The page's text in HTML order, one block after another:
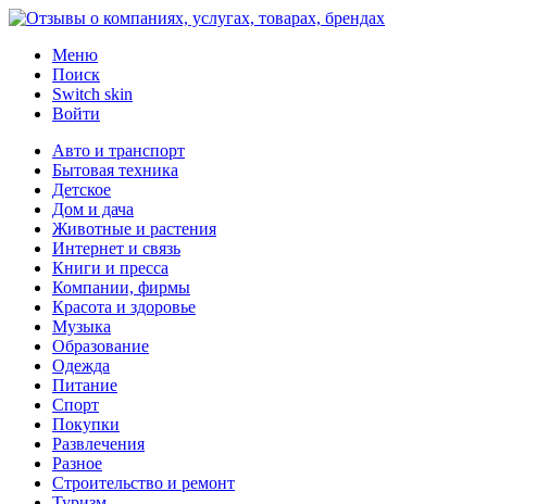
Меню
Поиск
Switch skin
Войти
Авто и транспорт
Бытовая техника
Детское
Дом и дача
Животные и растения
Интернет и связь
Книги и пресса
Компании, фирмы
Красота и здоровье
Музыка
Образование
Одежда
Питание
Спорт
Покупки
Развлечения
Разное
Строительство и ремонт